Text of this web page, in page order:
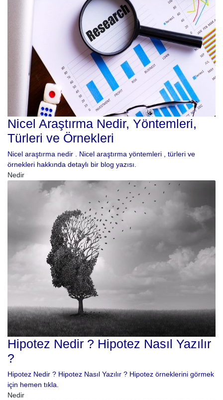
Nicel Araştırma Nedir, Yöntemleri,
Türleri ve Örnekleri
Nicel araştırma nedir . Nicel araştırma yöntemleri , türleri ve
örnekleri hakkında detaylı bir blog yazısı.
Nedir
Hipotez Nedir ? Hipotez Nasıl Yazılır
?
Hipotez Nedir ? Hipotez Nasıl Yazılır ? Hipotez örneklerini görmek
için hemen tıkla.
Nedir